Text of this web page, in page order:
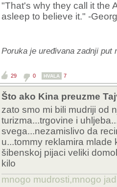
"That's why they call it the
asleep to believe it." -
Poruka je uređivana zadnji put
29 0 HVALA 7
Što ako Kina preuzme
zato smo mi bili mudriji od
turizma...trgovine i
svega...nezamislivo da
u...tommy reklamira
šibenskoj pijaci veliki
kilo
mnogo mudrosti,mnogo